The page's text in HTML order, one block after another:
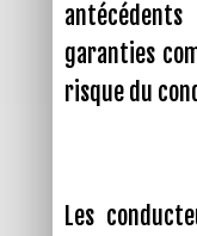
garanties
risque du
Les